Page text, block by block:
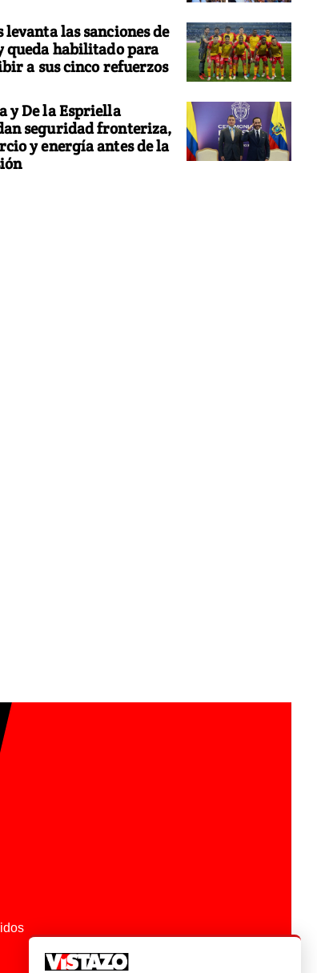
levanta las sanciones de
queda habilitado para
a sus cinco refuerzos
y De la Espriella
seguridad fronteriza,
y energía antes de la